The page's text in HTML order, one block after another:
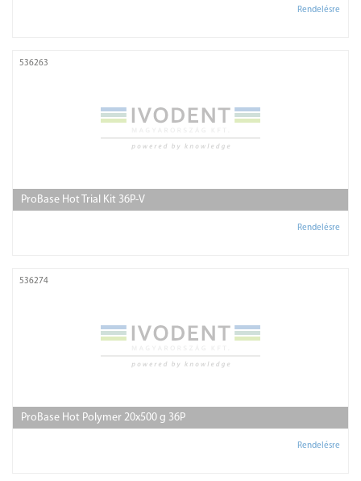
Rendelésre
536263
ProBase Hot Trial Kit 36P-V
Rendelésre
536274
ProBase Hot Polymer 20x500 g 36P
Rendelésre